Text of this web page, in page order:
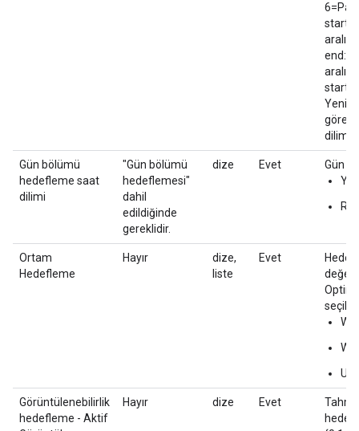
start:
end:
start
Yeni
göre
dilimi
Gün bölümü
hedefleme saat
dilimi
"Gün bölümü
hedeflemesi"
dahil
edildiğinde
gereklidir.
dize Evet
Gün
Ortam
Hedefleme
Hayır
dize,
liste
Evet
Görüntülenebilirlik
hedefleme - Aktif
Hayır dize Evet